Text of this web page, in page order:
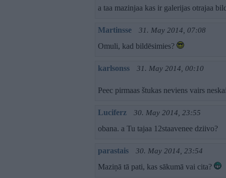
a taa mazinjaa kas ir galerijas otrajaa
Martinsse 31. May 2014, 07:08
Omuli, kad bildēsimies?
karlsonss 31. May 2014, 00:10
Peec pirmaas štukas neviens vairs
Luciferz 30. May 2014, 23:55
obana. a Tu tajaa 12staavenee dziivo?
parastais 30. May 2014, 23:54
Maziņā tā pati, kas sākumā vai cita?